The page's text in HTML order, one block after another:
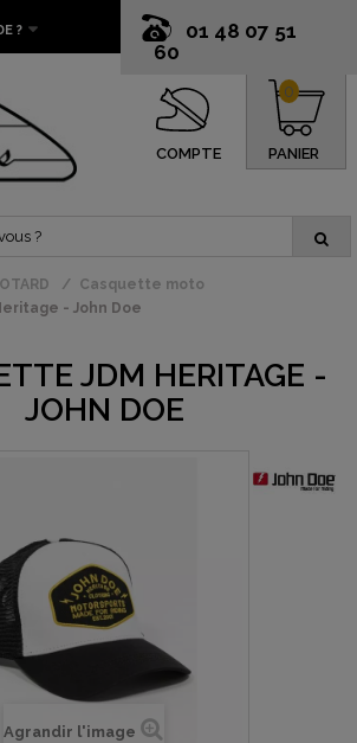
01 48 07 51
60
?
COMPTE PANIER
0
Casquette moto
- John Doe
JDM HERITAGE -
JOHN DOE
Agrandir l'image